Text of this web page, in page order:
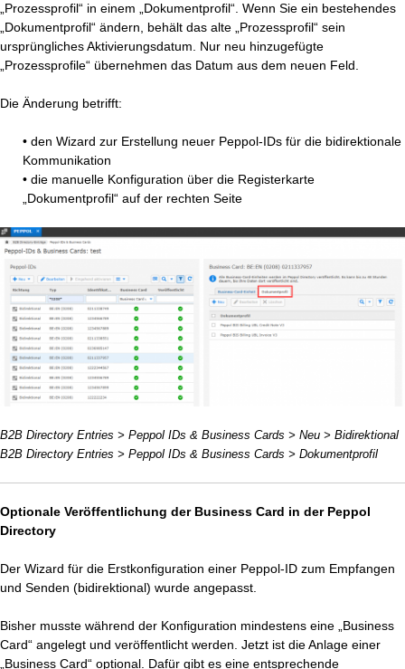
„Prozessprofil“ in einem „Dokumentprofil“. Wenn Sie ein bestehendes
„Dokumentprofil“ ändern, behält das alte „Prozessprofil“ sein
ursprüngliches Aktivierungsdatum. Nur neu hinzugefügte
„Prozessprofile“ übernehmen das Datum aus dem neuen Feld.
Die Änderung betrifft:
• den Wizard zur Erstellung neuer Peppol-IDs für die bidirektionale
Kommunikation
• die manuelle Konfiguration über die Registerkarte
„Dokumentprofil“ auf der rechten Seite
B2B Directory Entries > Peppol IDs & Business Cards > Neu > Bidirektional
B2B Directory Entries > Peppol IDs & Business Cards > Dokumentprofil
Optionale Veröffentlichung der Business Card in der Peppol
Directory
Der Wizard für die Erstkonfiguration einer Peppol-ID zum Empfangen
und Senden (bidirektional) wurde angepasst.
Bisher musste während der Konfiguration mindestens eine „Business
Card“ angelegt und veröffentlicht werden. Jetzt ist die Anlage einer
„Business Card“ optional. Dafür gibt es eine entsprechende